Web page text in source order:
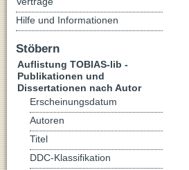
Hilfe und Informationen
Stöbern
Auflistung TOBIAS-lib -
Publikationen und
Dissertationen nach Autor
Erscheinungsdatum
Autoren
Titel
DDC-Klassifikation